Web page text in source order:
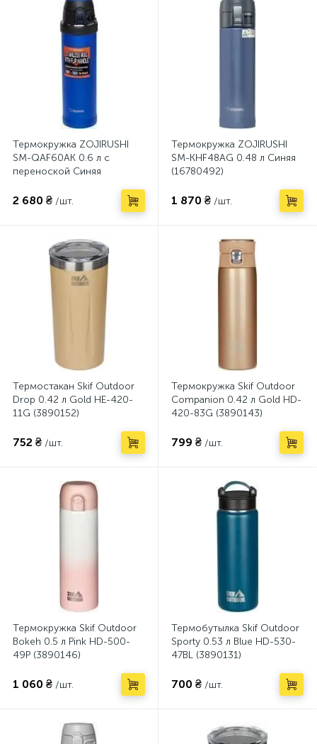
Термокружка ZOJIRUSHI
SM-QAF60AK 0.6 л с
переноской Синяя
2 680 ₴ /шт.
Термокружка ZOJIRUSHI
SM-KHF48AG 0.48 л Синяя
(16780492)
1 870 ₴ /шт.
Термостакан Skif Outdoor
Drop 0.42 л Gold HE-420-
11G (3890152)
752 ₴ /шт.
Термокружка Skif Outdoor
Companion 0.42 л Gold HD-
420-83G (3890143)
799 ₴ /шт.
Термокружка Skif Outdoor
Bokeh 0.5 л Pink HD-500-
49P (3890146)
1 060 ₴ /шт.
Термобутылка Skif Outdoor
Sporty 0.53 л Blue HD-530-
47BL (3890131)
700 ₴ /шт.